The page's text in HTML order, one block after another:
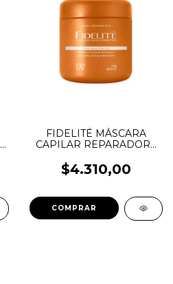
FIDELITÉ MÁSCARA
CAPILAR REPARADORA
$4.310,00
COMPRAR